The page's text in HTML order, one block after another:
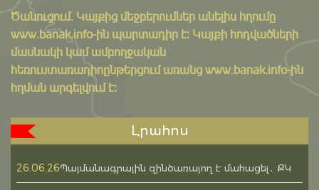
Ծանուցում․ Կայքից մեջբերումներ անելիս հղումը
www.banak.info-ին պարտադիր է: Կայքի հոդվածների
մասնակի կամ ամբողջական
հեռուստառադիոընթերցում առանց www.banak.info-ին
հղման արգելվում է:
Լրահոս
26.06.26Պայմանագրային զինծառայող է մահացել․ ՔԿ